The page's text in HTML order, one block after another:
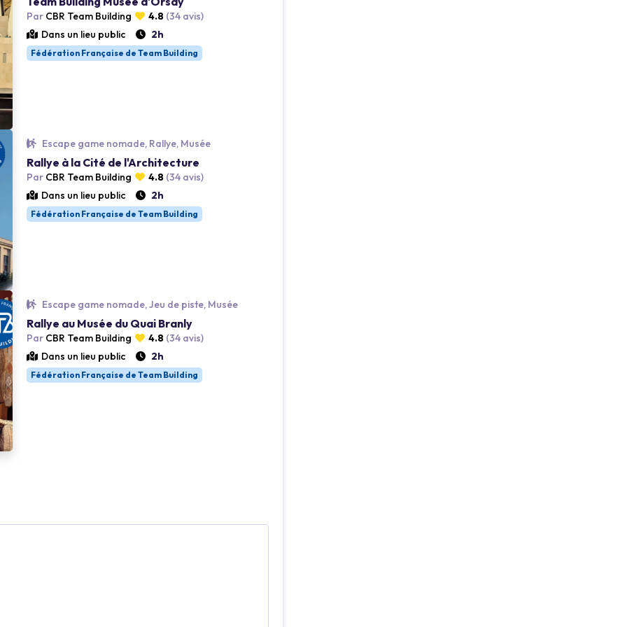
Par CBR Team Building 4.8 (34 avis)
Dans un lieu public
2h
Fédération Française de Team Building
Escape game nomade, Rallye, Musée
Rallye à la Cité de l'Architecture
Par CBR Team Building 4.8 (34 avis)
Dans un lieu public
2h
Fédération Française de Team Building
Escape game nomade, Jeu de piste, Musée
Rallye au Musée du Quai Branly
Par CBR Team Building 4.8 (34 avis)
Dans un lieu public
2h
Fédération Française de Team Building